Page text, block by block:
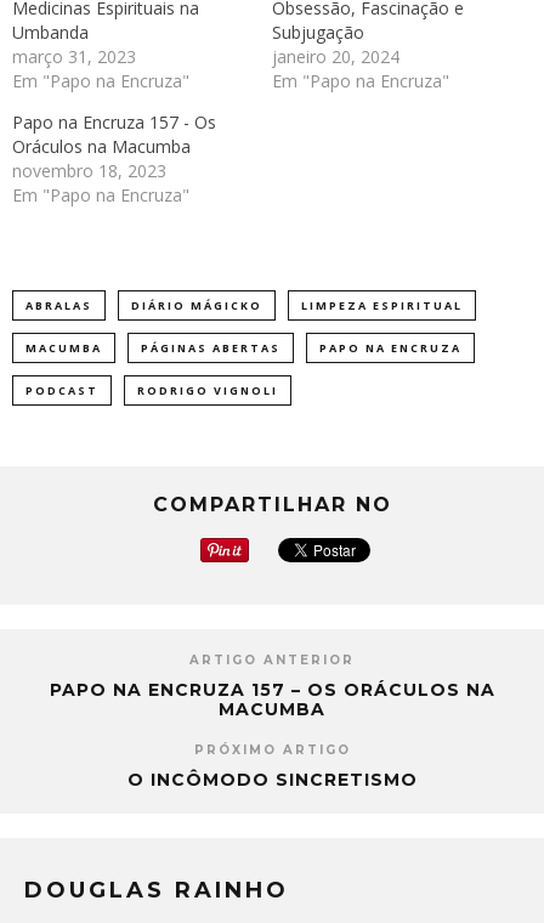
Medicinas Espirituais na
Umbanda
março 31, 2023
Em "Papo na Encruza"
Obsessão, Fascinação e
Subjugação
janeiro 20, 2024
Em "Papo na Encruza"
Papo na Encruza 157 - Os
Oráculos na Macumba
novembro 18, 2023
Em "Papo na Encruza"
ABRALAS DIÁRIO MÁGICKO LIMPEZA ESPIRITUAL
MACUMBA PÁGINAS ABERTAS PAPO NA ENCRUZA
PODCAST RODRIGO VIGNOLI
COMPARTILHAR NO
ARTIGO ANTERIOR
PAPO NA ENCRUZA 157 – OS ORÁCULOS NA
MACUMBA
PRÓXIMO ARTIGO
O INCÔMODO SINCRETISMO
DOUGLAS RAINHO